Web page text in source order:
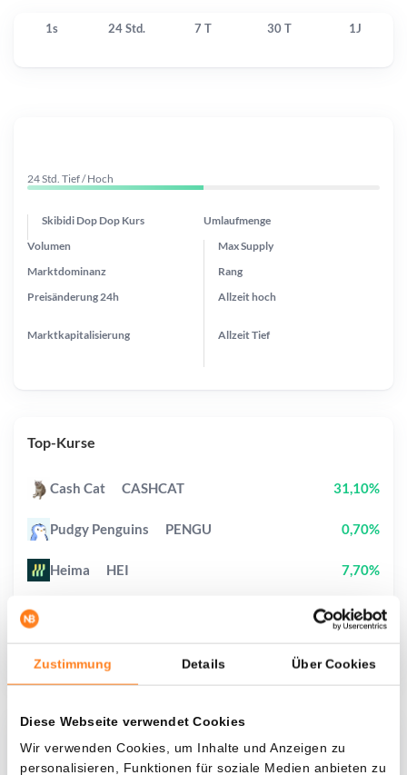
Zustimmung Details Über Cookies
Diese Webseite verwendet Cookies
Wir verwenden Cookies, um Inhalte und Anzeigen zu
personalisieren, Funktionen für soziale Medien anbieten zu
1s 24 Std. 7 T 30 T 1J
Was, wenn ich...?
24 Std. Tief / Hoch
Skibidi Dop Dop Kurs Umlaufmenge
Preisänderung 24h
Max Supply
Marktdominanz
Marktkapitalisierung
Volumen
Rang
Allzeithoch
AllzeitTief
Top-Kurse
Cash Cat CASHCAT 31,10%
Pudgy Penguins PENGU 0,70%
Heima HEI 7,70%
0,20%